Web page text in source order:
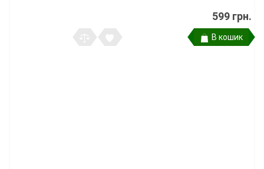
599 грн.
В кошик